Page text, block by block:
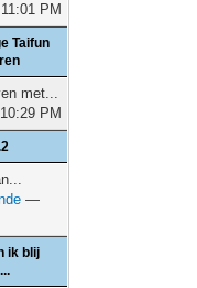
PM
Taifun
met...
PM
—
ik blij